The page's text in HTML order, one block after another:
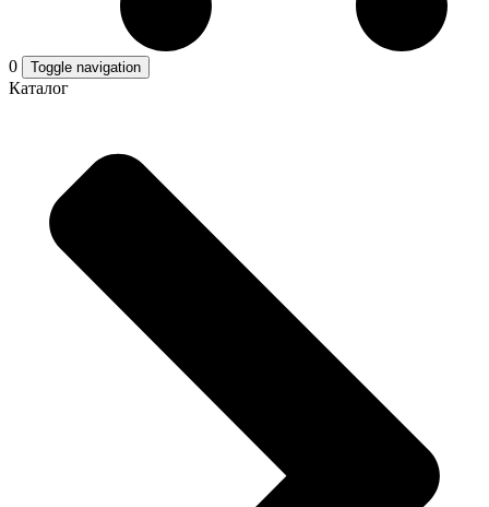
0 Toggle navigation
Каталог